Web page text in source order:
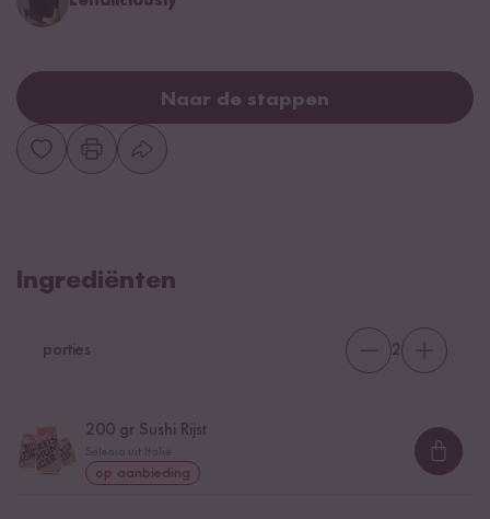
Naar de stappen
Ingrediënten
porties 2
200 gr Sushi Rijst
op aanbieding